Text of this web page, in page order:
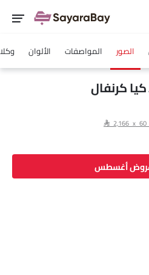
الصور المواصفات الألوان
كرنفال
أغسطس